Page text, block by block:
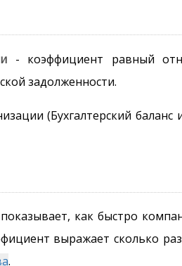
- коэффициент равный
задолженности.
(Бухгалтерский
как быстро
выражает сколько
.